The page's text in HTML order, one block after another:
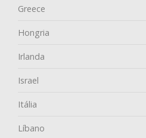
Greece
Hongria
Irlanda
Israel
Itália
Líbano